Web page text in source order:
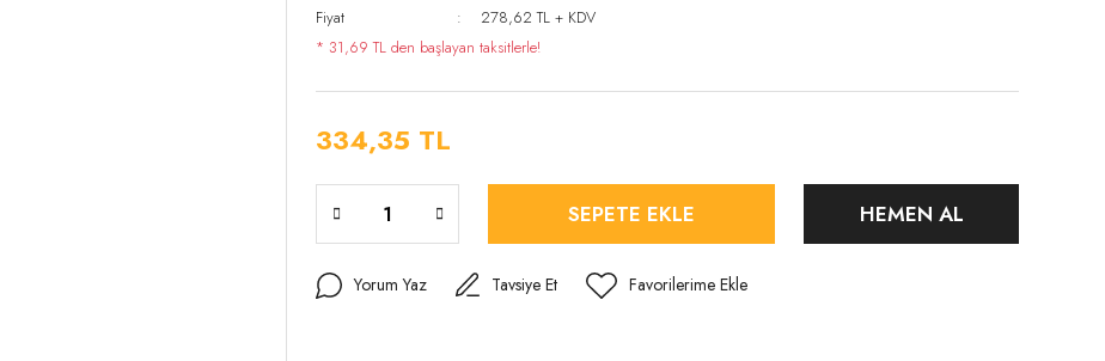
Fiyat
278,62 TL + KDV
* 31,69 TL den başlayan taksitlerle!
334,35 TL
SEPETE EKLE HEMEN AL
Yorum Yaz Tavsiye Et